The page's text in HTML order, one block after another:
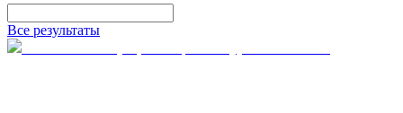
Все результаты